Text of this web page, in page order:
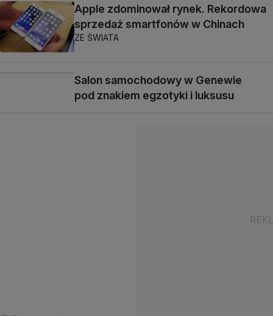
Apple zdominował rynek. Rekordowa
sprzedaż smartfonów w Chinach
ZE ŚWIATA
Salon samochodowy w Genewie
pod znakiem egzotyki i luksusu